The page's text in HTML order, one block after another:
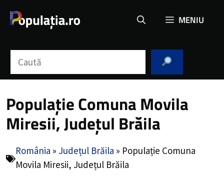
MENIU
Populație Comuna Movila
Miresii, Județul Brăila
România » Județul Brăila » Populație Comuna
Movila Miresii, Județul Brăila